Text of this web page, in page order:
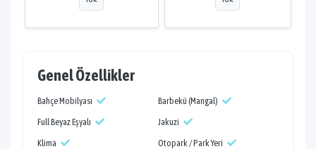
Genel Özellikler
Bahçe Mobilyası
Barbekü (Mangal)
Full Beyaz Eşyalı
Jakuzi
Klima
Otopark / Park Yeri